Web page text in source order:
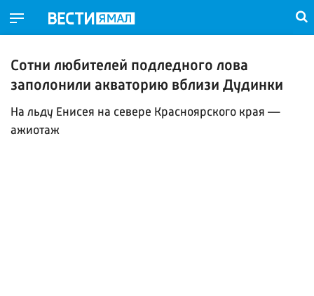
Сотни любителей подледного лова
заполонили акваторию вблизи Дудинки
На льду Енисея на севере Красноярского края —
ажиотаж